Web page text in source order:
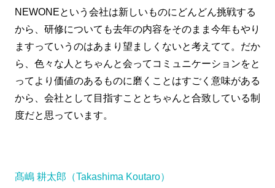
NEWONEという会社は新しいものにどんどん挑戦する
から、研修についても去年の内容をそのまま今年もやり
ますっていうのはあまり望ましくないと考えてて。だか
ら、色々な人とちゃんと会ってコミュニケーションをと
ってより価値のあるものに磨くことはすごく意味がある
から、会社として目指すこととちゃんと合致している制
度だと思っています。
髙嶋 耕太郎（Takashima Koutaro）